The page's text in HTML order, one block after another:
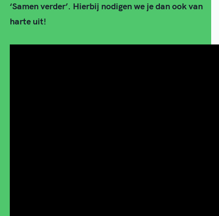
‘Samen verder’. Hierbij nodigen we je dan ook van
harte uit!